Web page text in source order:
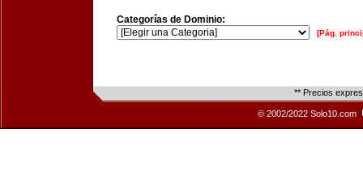
Categorías de Dominio:
[Pág.
** Precios
© 2002/2022 Solo10.com